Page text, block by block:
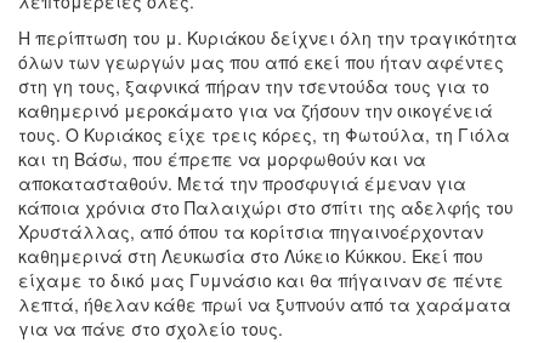
Η περίπτωση του μ. Κυριάκου δείχνει όλη την τραγικότητα
όλων των γεωργών μας που από εκεί που ήταν αφέντες
στη γη τους, ξαφνικά πήραν την τσεντούδα τους για το
καθημερινό μεροκάματο για να ζήσουν την οικογένειά
τους. Ο Κυριάκος είχε τρεις κόρες, τη Φωτούλα, τη Γιόλα
και τη Βάσω, που έπρεπε να μορφωθούν και να
αποκατασταθούν. Μετά την προσφυγιά έμεναν για
κάποια χρόνια στο Παλαιχώρι στο σπίτι της αδελφής του
Χρυστάλλας, από όπου τα κορίτσια πηγαινοέρχονταν
καθημερινά στη Λευκωσία στο Λύκειο Κύκκου. Εκεί που
είχαμε το δικό μας Γυμνάσιο και θα πήγαιναν σε πέντε
λεπτά, ήθελαν κάθε πρωί να ξυπνούν από τα χαράματα
για να πάνε στο σχολείο τους.